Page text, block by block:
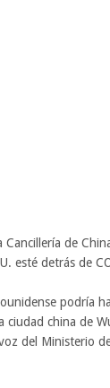
de
esté detrás de
podría
ciudad china de
del Ministerio